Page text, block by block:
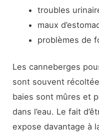
troubles
maux
problèmes de
Les canneberges
sont souvent
baies sont mûres et
dans l’eau. Le fait
expose davantage à